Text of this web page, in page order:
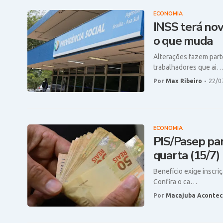
ECONOMIA
INSS terá
o que muda
Alterações fazem
trabalhadores que ai…
Por Max Ribeiro - 22/
ECONOMIA
PIS/Pasep
quarta (15/7)
Benefício exige
Confira o ca…
Por Macajuba